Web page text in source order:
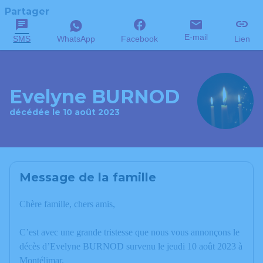
Partager
SMS WhatsApp Facebook E-mail Lien
Evelyne BURNOD
décédée le 10 août 2023
Message de la famille
Chère famille, chers amis,
C’est avec une grande tristesse que nous vous annonçons le
décès d’Evelyne BURNOD survenu le jeudi 10 août 2023 à
Montélimar.